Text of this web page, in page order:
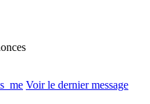
Voir le dernier message